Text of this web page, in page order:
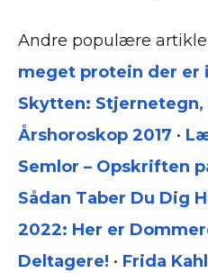
Andre populære
meget protein der er
Skytten:
Årshoroskop 2017 •
Semlor – Opskriften
Sådan Taber Du Dig
2022: Her er
Deltagere! • Frida